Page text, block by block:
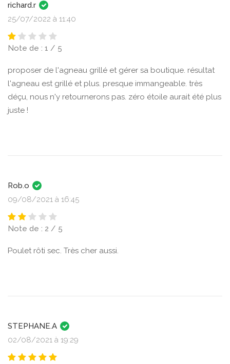
richard.r
25/07/2022 à 11:40
Note de : 1 / 5
proposer de l'agneau grillé et gérer sa boutique. résultat
l'agneau est grillé et plus. presque immangeable. très
déçu, nous n'y retournerons pas. zéro étoile aurait été plus
juste !
Rob.o
09/08/2021 à 16:45
Note de : 2 / 5
Poulet rôti sec. Très cher aussi.
STEPHANE.A
02/08/2021 à 19:29